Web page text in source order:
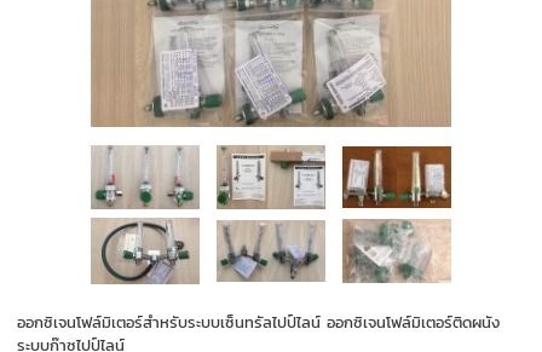
ออกซิเจนโฟล์มิเตอร์สำหรับระบบเซ็นทรัลไปป์ไลน์ออกซิเจนโฟล์มิเตอร์ติดผนัง
ระบบก๊าซไปป์ไลน์